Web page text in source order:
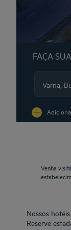
FAÇA
Venha
Nossos
Reserve